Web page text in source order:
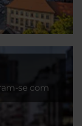
se com